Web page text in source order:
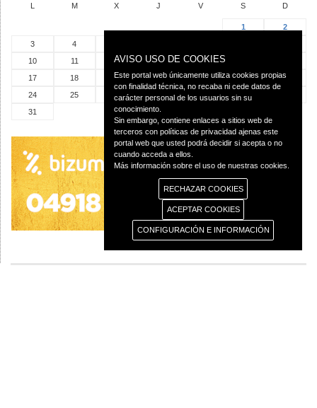
L
M X J V S D
1
2
3
4
10
11 12 13 14
17
18 19 20 21 22
23
24
25 26 27 28 29
31
AVISO USO DE COOKIES
Este portal web únicamente utiliza cookies propias
con finalidad técnica, no recaba ni cede datos de
carácter personal de los usuarios sin su
conocimiento.
Sin embargo, contiene enlaces a sitios web de
terceros con políticas de privacidad ajenas este
portal web que usted podrá decidir si acepta o no
cuando acceda a ellos.
Más información sobre el uso de nuestras cookies.
RECHAZAR COOKIES
ACEPTAR COOKIES
CONFIGURACIÓN E INFORMACIÓN